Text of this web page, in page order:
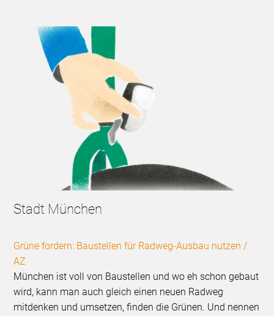
Stadt München
Grüne fordern: Baustellen für Radweg-Ausbau nutzen /
AZ
München ist voll von Baustellen und wo eh schon gebaut
wird, kann man auch gleich einen neuen Radweg
mitdenken und umsetzen, finden die Grünen. Und nennen